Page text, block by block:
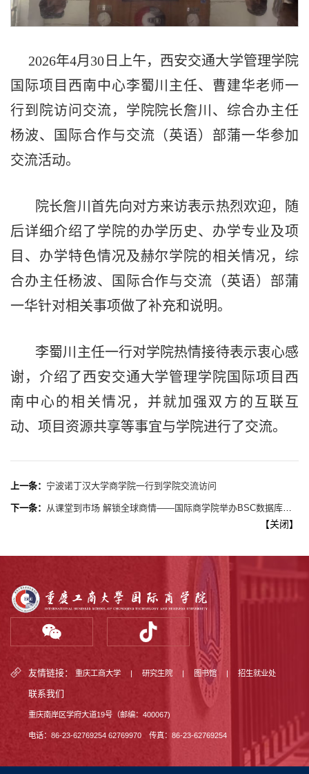
2026年4月30日上午，西安交通大学管理学院
国际项目西南中心李蜀川主任、曹建华老师一
行到院访问交流，学院院长詹川、综合办主任
杨波、国际合作与交流（英语）部蒲一华参加
交流活动。
院长詹川首先向对方来访表示热烈欢迎，随
后详细介绍了学院的办学历史、办学专业及项
目、办学特色情况及赫尔学院的相关情况，综
合办主任杨波、国际合作与交流（英语）部蒲
一华针对相关事项做了补充和说明。
李蜀川主任一行对学院热情接待表示衷心感
谢，介绍了西安交通大学管理学院国际项目西
南中心的相关情况，并就加强双方的互联互
动、项目资源共享等事宜与学院进行了交流。
上一条： 宁波诺丁汉大学商学院一行到学院交流访问
下一条： 从课堂到市场 解锁全球商情——国际商学院举办BSC数据库专题学术讲座
【关闭】
友情链接： 重庆工商大学 研究生院 图书馆 招生就业处
联系我们
重庆南岸区学府大道19号（邮编：400067)
电话：86-23-62769254 62769970 传真：86-23-62769254